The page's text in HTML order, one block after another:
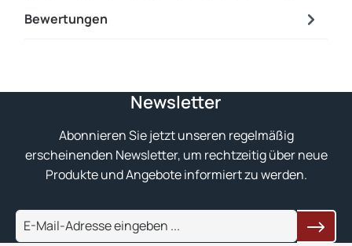
Bewertungen
Newsletter
Abonnieren Sie jetzt unseren regelmäßig
erscheinenden Newsletter, um rechtzeitig über neue
Produkte und Angebote informiert zu werden.